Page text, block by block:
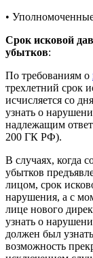
•
Срок исковой
убытков:
По требованиям о
трехлетний срок
исчисляется со
узнать о
надлежащим
200 ГК РФ).
В случаях, когда
убытков
лицом, срок
нарушения, а с
лице нового
узнать о
должен был
возможность